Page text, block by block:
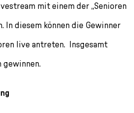
mit einem der „Senioren
In diesem können die Gewinner
live antreten. Insgesamt
gewinnen.